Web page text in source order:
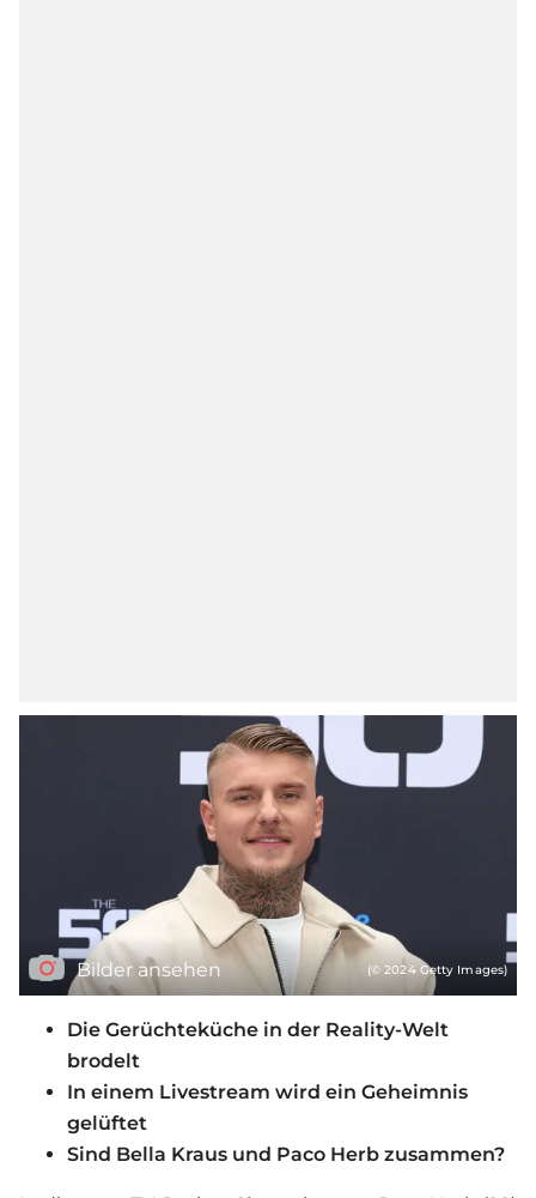
Bilder ansehen (© 2024 Getty Images)
Die Gerüchteküche in der Reality-Welt
brodelt
In einem Livestream wird ein Geheimnis
gelüftet
Sind Bella Kraus und Paco Herb zusammen?